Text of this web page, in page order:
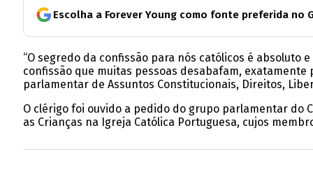
Escolha a Forever Young como fonte preferida no
“O segredo da confissão para nós católicos é absoluto
confissão que muitas pessoas desabafam,
parlamentar de Assuntos Constitucionais, Direitos,
O clérigo foi ouvido a pedido do grupo parlamentar do
as Crianças na Igreja Católica Portuguesa, cujos